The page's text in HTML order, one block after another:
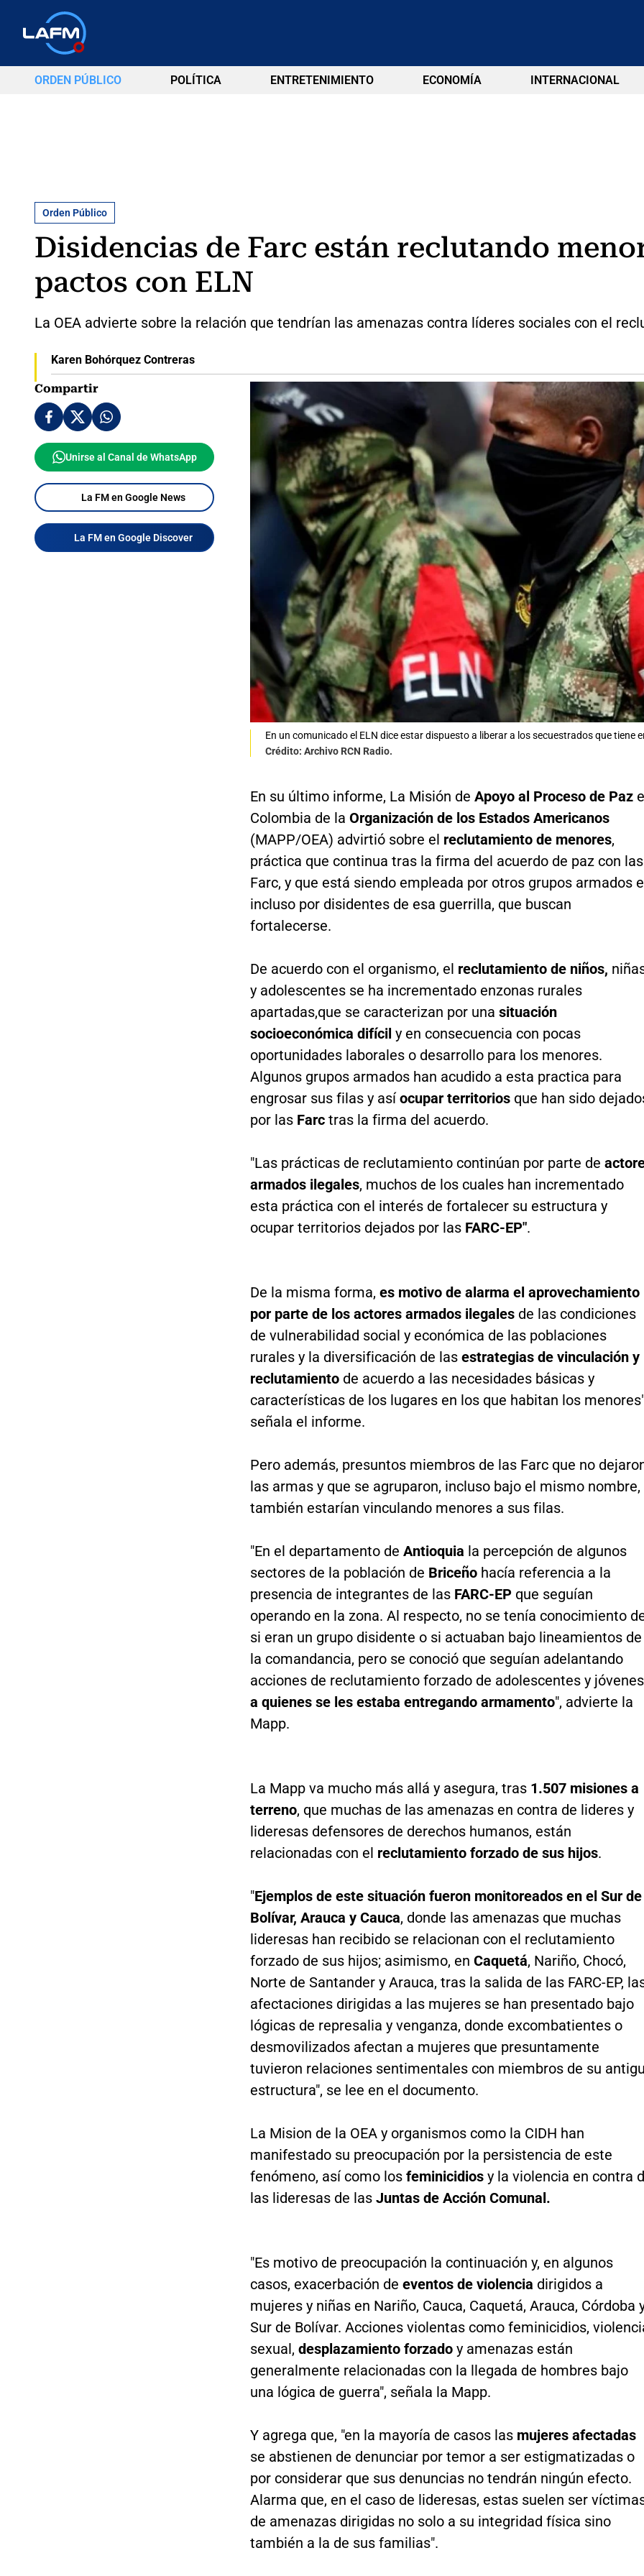
ORDEN PÚBLICO POLÍTICA ENTRETENIMIENTO ECONOMÍA INTERNACIONAL
Orden Público
Disidencias de Farc están reclutando
pactos con ELN
La OEA advierte sobre la relación que tendrían las amenazas contra líderes sociales con el
Karen Bohórquez Contreras
Compartir
Unirse al Canal de WhatsApp
La FM en Google News
La FM en Google Discover
En un comunicado el ELN dice estar dispuesto a liberar a los secuestrados que tiene
Crédito: Archivo RCN Radio.
En su último informe, La Misión de Apoyo al Proceso de Paz
Colombia de la Organización de los Estados Americanos
(MAPP/OEA) advirtió sobre el reclutamiento de menores,
práctica que continua tras la firma del acuerdo de paz con las
Farc, y que está siendo empleada por otros grupos armados e
incluso por disidentes de esa guerrilla, que buscan
fortalecerse.
De acuerdo con el organismo, el reclutamiento de niños,
y adolescentes se ha incrementado enzonas rurales
apartadas,que se caracterizan por una situación
socioeconómica difícil y en consecuencia con pocas
oportunidades laborales o desarrollo para los menores.
Algunos grupos armados han acudido a esta practica para
engrosar sus filas y asíocupar territoriosque han sido
por las Farc tras la firma del acuerdo.
"Las prácticas de reclutamiento continúan por parte de
armados ilegales, muchos de los cuales han incrementado
esta práctica con el interés de fortalecer su estructura y
ocupar territorios dejados por lasFARC-EP".
De la misma forma, es motivo de alarma el aprovechamiento
por parte de los actores armados ilegales de las condiciones
de vulnerabilidad social y económica de las poblaciones
rurales y la diversificación de las estrategias de vinculación y
reclutamientode acuerdo a las necesidades básicas y
características de los lugares en los que habitan los
señala el informe.
Pero además, presuntos miembros de las Farc que no
las armas y que se agruparon, incluso bajo el mismo nombre,
también estarían vinculando menores a sus filas.
"En el departamento de Antioquia la percepción de algunos
sectores de la población de Briceño hacía referencia a la
presencia de integrantes de lasFARC-EPque seguían
operando en la zona. Al respecto, no se tenía conocimiento
si eran un grupo disidente o si actuaban bajo lineamientos de
la comandancia, pero se conoció que seguían adelantando
acciones de reclutamiento forzado de adolescentes y
a quienes se les estaba entregando armamento", advierte la
Mapp.
La Mapp va mucho más allá y asegura, tras 1.507 misiones a
terreno, que muchas de las amenazas en contra de lideres y
lideresas defensores de derechos humanos, están
relacionadas con el reclutamiento forzado de sus hijos.
"Ejemplos de este situación fueron monitoreados en el Sur de
Bolívar, Arauca y Cauca, donde las amenazas que muchas
lideresas han recibido se relacionan con el reclutamiento
forzado de sus hijos; asimismo, en Caquetá, Nariño, Chocó,
Norte de Santander y Arauca, tras la salida de las FARC-EP,
afectaciones dirigidas a las mujeres se han presentado bajo
lógicas de represalia y venganza, donde excombatientes o
desmovilizados afectan a mujeres que presuntamente
tuvieron relaciones sentimentales con miembros de su
estructura", se lee en el documento.
La Mision de la OEA y organismos como la CIDH han
manifestado su preocupación por la persistencia de este
fenómeno, así como los feminicidios y la violencia en contra
las lideresas de lasJuntas de Acción Comunal.
"Es motivo de preocupación la continuación y, en algunos
casos, exacerbación de eventos de violencia dirigidos a
mujeres y niñas en Nariño, Cauca, Caquetá, Arauca, Córdoba
Sur de Bolívar. Acciones violentas como feminicidios,
sexual, desplazamiento forzadoy amenazas están
generalmente relacionadas con la llegada de hombres bajo
una lógica de guerra", señala la Mapp.
Y agrega que, "en la mayoría de casos las mujeres afectadas
se abstienen de denunciar por temor a ser estigmatizadas o
por considerar que sus denuncias no tendrán ningún efecto.
Alarma que, en el caso de lideresas, estas suelen ser
de amenazas dirigidas no solo a su integridad física sino
también a la de sus familias".